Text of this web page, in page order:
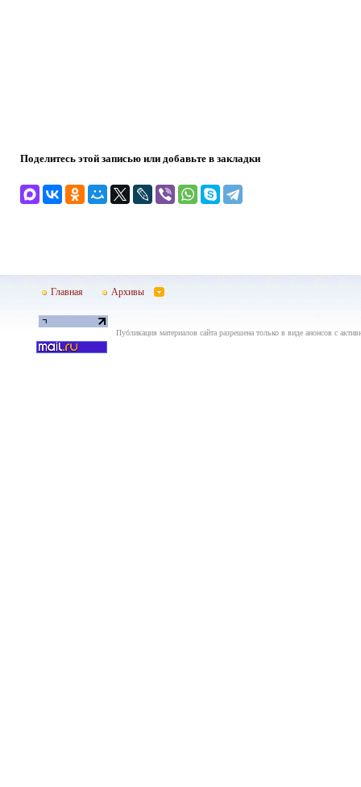
Поделитесь этой записью или добавьте в закладки
Главная Архивы
Публикация материалов сайта разрешена только в виде анонсов с